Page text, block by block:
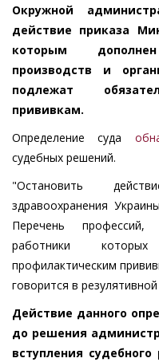
Окружной
действие приказа
которым
производств и
подлежат
прививкам.
Определение суда
судебных решений.
"Остановить
здравоохранения
Перечень профессий,
работники
профилактическим
говорится в
Действие данного
до решения
вступления